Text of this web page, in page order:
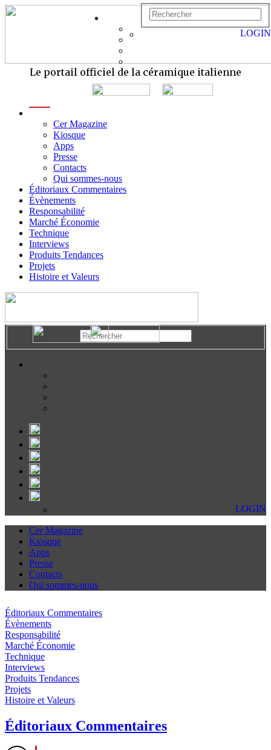
Le portail officiel de la céramique italienne
Cer Magazine
Kiosque
Apps
Presse
Contacts
Qui sommes-nous
Éditoriaux Commentaires
Évènements
Responsabilité
Marché Économie
Technique
Interviews
Produits Tendances
Projets
Histoire et Valeurs
LOGIN
LOGIN
Cer Magazine
Kiosque
Apps
Presse
Contacts
Qui sommes-nous
Éditoriaux Commentaires
Évènements
Responsabilité
Marché Économie
Technique
Interviews
Produits Tendances
Projets
Histoire et Valeurs
Éditoriaux Commentaires